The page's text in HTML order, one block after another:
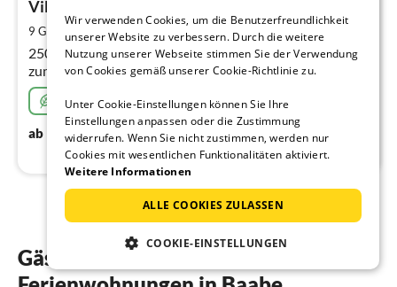
Villa (250m2) 4SZ Wpool
9 Gäste 24 Schlafzimmer
250m2 Ferienhaus für 8 Personen nur wenige Meter
zum Strand, zum Supermarkt und allen Angeboten von
Göhren
Nachhaltig
ab 132€/ Nacht
Gästebewertungen unserer
Wir verwenden Cookies, um die Benutzerfreundlichkeit
unserer Website zu verbessern. Durch die weitere
Nutzung unserer Webseite stimmen Sie der Verwendung
von Cookies gemäß unserer Cookie-Richtlinie zu.
Unter Cookie-Einstellungen können Sie Ihre
Einstellungen anpassen oder die Zustimmung
widerrufen. Wenn Sie nicht zustimmen, werden nur
Cookies mit wesentlichen Funktionalitäten aktiviert.
Weitere Informationen
ALLE COOKIES ZULASSEN
COOKIE-EINSTELLUNGEN